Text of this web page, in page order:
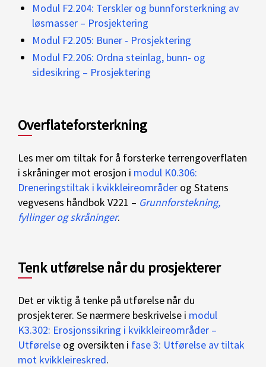
Modul F2.204: Terskler og bunnforsterkning av
løsmasser – Prosjektering
Modul F2.205: Buner - Prosjektering
Modul F2.206: Ordna steinlag, bunn- og
sidesikring – Prosjektering
Overflateforsterkning
Les mer om tiltak for å forsterke terrengoverflaten
i skråninger mot erosjon i modul K0.306:
Dreneringstiltak i kvikkleireområder og Statens
vegvesens håndbok V221 – Grunnforstekning,
fyllinger og skråninger.
Tenk utførelse når du prosjekterer
Det er viktig å tenke på utførelse når du
prosjekterer. Se nærmere beskrivelse i modul
K3.302: Erosjonssikring i kvikkleireområder –
Utførelse og oversikten i fase 3: Utførelse av tiltak
mot kvikkleireskred.